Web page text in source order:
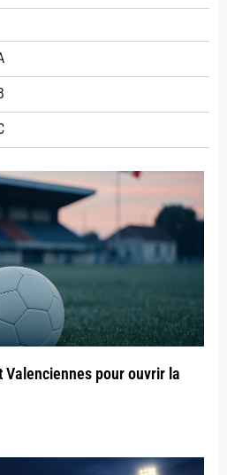
Valenciennes pour ouvrir la